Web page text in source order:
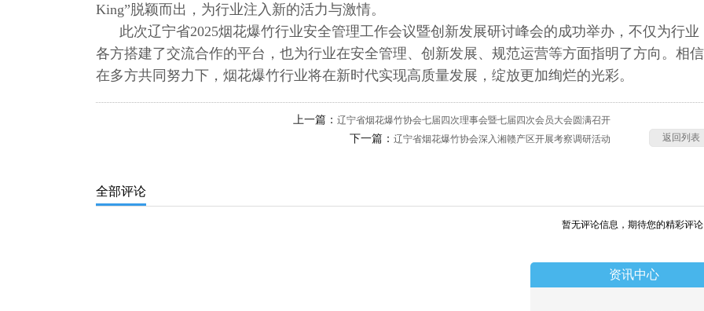
King”脱颖而出，为行业注入新的活力与激情。
此次辽宁省2025烟花爆竹行业安全管理工作会议暨创新发展研讨峰会的成功举办，不仅为行业
各方搭建了交流合作的平台，也为行业在安全管理、创新发展、规范运营等方面指明了方向。相信
在多方共同努力下，烟花爆竹行业将在新时代实现高质量发展，绽放更加绚烂的光彩。
返回列表
上一篇： 辽宁省烟花爆竹协会七届四次理事会暨七届四次会员大会圆满召开
下一篇： 辽宁省烟花爆竹协会深入湘赣产区开展考察调研活动
全部评论
暂无评论信息，期待您的精彩评
资讯中心